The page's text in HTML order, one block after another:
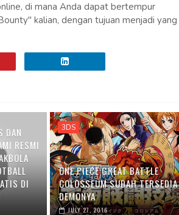
di mana Anda dapat bertempur
kalian, dengan tujuan menjadi yang
DAN
RESMI
DI
3DS
ONE PIECE GREAT BATTLE
COLOSSEUM SUDAH TERSEDIA
DEMONYA
JULY 27, 2016